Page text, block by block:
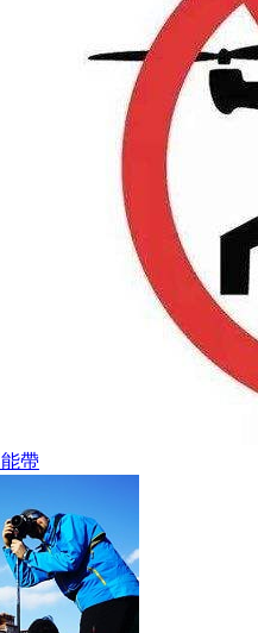
帶